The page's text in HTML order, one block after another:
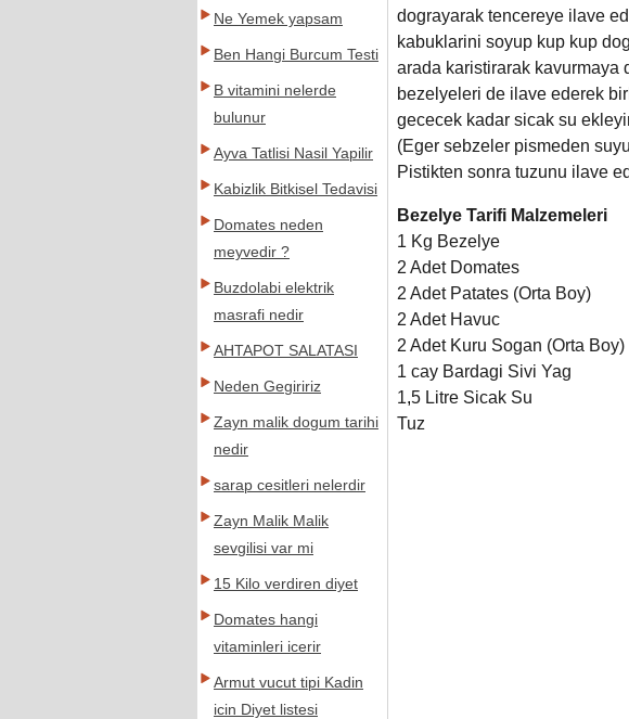
dograyarak tencereye ilave
kabuklarini soyup kup kup
arada karistirarak kavurmaya
bezelyeleri de ilave ederek
gececek kadar sicak su
(Eger sebzeler pismeden
Pistikten sonra tuzunu ilave
Bezelye Tarifi Malzemeleri
1 Kg Bezelye
2 Adet Domates
2 Adet Patates (Orta Boy)
2 Adet Havuc
2 Adet Kuru Sogan (Orta Boy)
1 cay Bardagi Sivi Yag
1,5 Litre Sicak Su
Tuz
Ne Yemek yapsam
Ben Hangi Burcum Testi
B vitamini nelerde
bulunur
Ayva Tatlisi Nasil Yapilir
Kabizlik Bitkisel Tedavisi
Domates neden
meyvedir ?
Buzdolabi elektrik
masrafi nedir
AHTAPOT SALATASI
Neden Gegiririz
Zayn malik dogum tarihi
nedir
sarap cesitleri nelerdir
Zayn Malik Malik
sevgilisi var mi
15 Kilo verdiren diyet
Domates hangi
vitaminleri icerir
Armut vucut tipi Kadin
icin Diyet listesi